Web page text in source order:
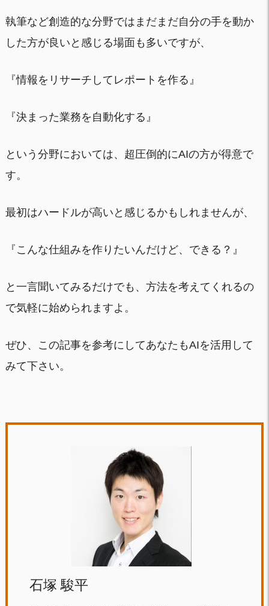
執筆など創造的な分野ではまだまだ自分の手を動か
した方が良いと感じる場面も多いですが、
『情報をリサーチしてレポートを作る』
『決まった業務を自動化する』
という分野においては、超圧倒的にAIの方が得意で
す。
最初はハードルが高いと感じるかもしれませんが、
『こんな仕組みを作りたいんだけど、できる？』
と一言聞いてみるだけでも、方法を考えてくれるの
で気軽に始められますよ。
ぜひ、この記事を参考にしてあなたもAIを活用して
みて下さい。
石塚 駿平